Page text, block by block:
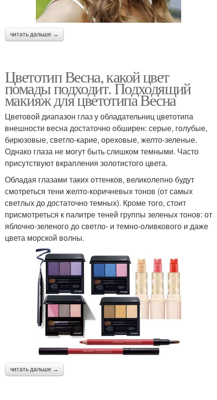
читать дальше →
Цветотип Весна, какой цвет
помады подходит. Подходящий
макияж для цветотипа Весна
Цветовой диапазон глаз у обладательниц цветотипа
внешности весна достаточно обширен: серые, голубые,
бирюзовые, светло-карие, ореховые, желто-зеленые.
Однако глаза не могут быть слишком темными. Часто
присутствуют вкрапления золотистого цвета.
Обладая глазами таких оттенков, великолепно будут
смотреться тени желто-коричневых тонов (от самых
светлых до достаточно темных). Кроме того, стоит
присмотреться к палитре теней группы зеленых тонов: от
яблочно-зеленого до светло- и темно-оливкового и даже
цвета морской волны.
читать дальше →